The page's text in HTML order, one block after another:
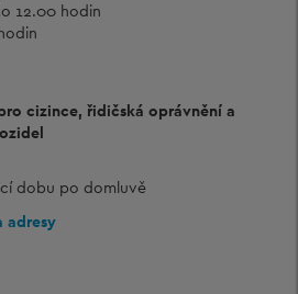
12.00 hodin
cizince, řidičská oprávnění a
dobu po domluvě
adresy